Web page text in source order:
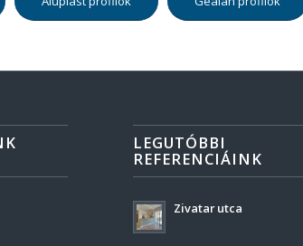
LEGUTÓBBI
REFERENCIÁINK
Zivatar utca